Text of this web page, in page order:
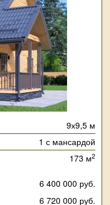
9х9,5 м
1 с мансардой
173 м2
6 400 000 руб.
6 720 000 руб.